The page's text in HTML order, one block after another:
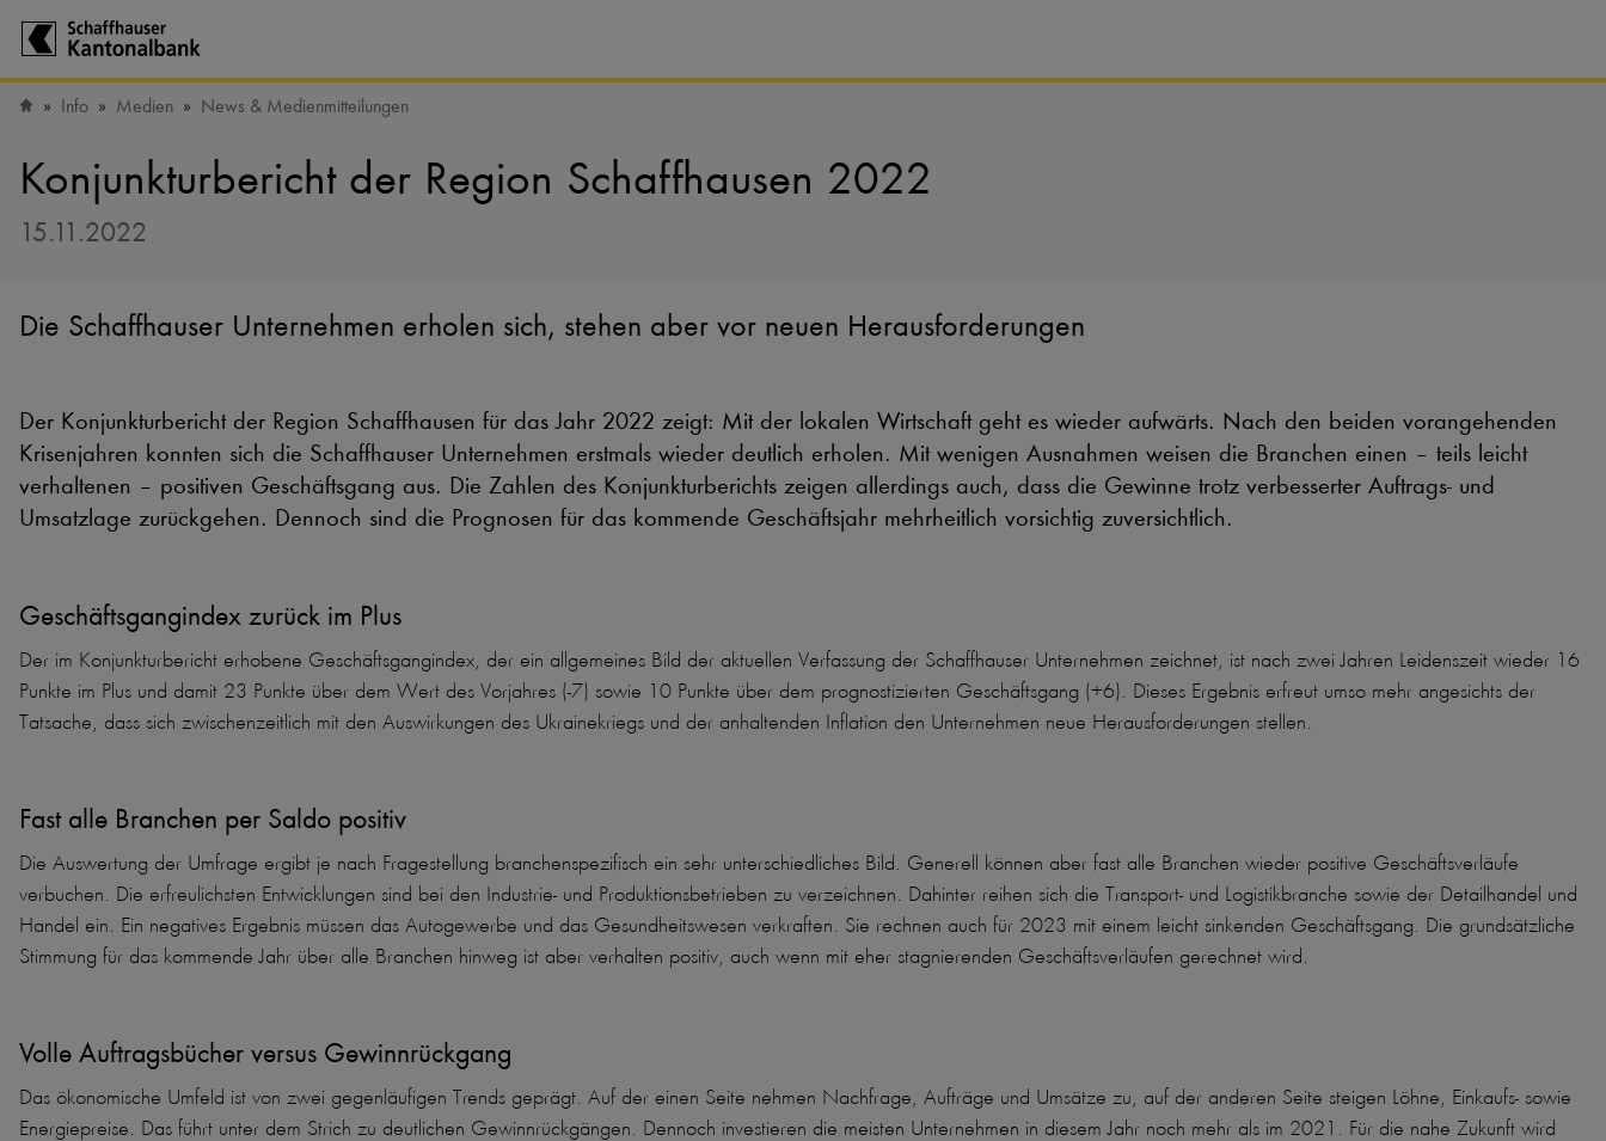
Info Medien News & Medienmitteilungen
Konjunkturbericht der Region Schaffhausen 2022
15.11.2022
Die Schaffhauser Unternehmen erholen sich, stehen aber vor neuen Herausforderungen
Der Konjunkturbericht der Region Schaffhausen für das Jahr 2022 zeigt: Mit der lokalen Wirtschaft geht es wieder aufwärts. Nach den beiden vorangehenden
Krisenjahren konnten sich die Schaffhauser Unternehmen erstmals wieder deutlich erholen. Mit wenigen Ausnahmen weisen die Branchen einen – teils leicht
verhaltenen – positiven Geschäftsgang aus. Die Zahlen des Konjunkturberichts zeigen allerdings auch, dass die Gewinne trotz verbesserter Auftrags- und
Umsatzlage zurückgehen. Dennoch sind die Prognosen für das kommende Geschäftsjahr mehrheitlich vorsichtig zuversichtlich.
Geschäftsgangindex zurück im Plus
Der im Konjunkturbericht erhobene Geschäftsgangindex, der ein allgemeines Bild der aktuellen Verfassung der Schaffhauser Unternehmen zeichnet, ist nach zwei Jahren Leidenszeit wieder 16
Punkte im Plus und damit 23 Punkte über dem Wert des Vorjahres (-7) sowie 10 Punkte über dem prognostizierten Geschäftsgang (+6). Dieses Ergebnis erfreut umso mehr angesichts der
Tatsache, dass sich zwischenzeitlich mit den Auswirkungen des Ukrainekriegs und der anhaltenden Inflation den Unternehmen neue Herausforderungen stellen.
Fast alle Branchen per Saldo positiv
Die Auswertung der Umfrage ergibt je nach Fragestellung branchenspezifisch ein sehr unterschiedliches Bild. Generell können aber fast alle Branchen wieder positive Geschäftsverläufe
verbuchen. Die erfreulichsten Entwicklungen sind bei den Industrie- und Produktionsbetrieben zu verzeichnen. Dahinter reihen sich die Transport- und Logistikbranche sowie der Detailhandel und
Handel ein. Ein negatives Ergebnis müssen das Autogewerbe und das Gesundheitswesen verkraften. Sie rechnen auch für 2023 mit einem leicht sinkenden Geschäftsgang. Die grundsätzliche
Stimmung für das kommende Jahr über alle Branchen hinweg ist aber verhalten positiv, auch wenn mit eher stagnierenden Geschäftsverläufen gerechnet wird.
Volle Auftragsbücher versus Gewinnrückgang
Das ökonomische Umfeld ist von zwei gegenläufigen Trends geprägt. Auf der einen Seite nehmen Nachfrage, Aufträge und Umsätze zu, auf der anderen Seite steigen Löhne, Einkaufs- sowie
Energiepreise. Das führt unter dem Strich zu deutlichen Gewinnrückgängen. Dennoch investieren die meisten Unternehmen in diesem Jahr noch mehr als im 2021. Für die nahe Zukunft wird